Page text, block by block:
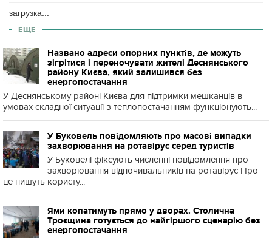
загрузка...
ЕЩЕ
Названо адреси опорних пунктів, де можуть
зігрітися і переночувати жителі Деснянського
району Києва, який залишився без
енергопостачання
У Деснянському районі Києва для підтримки мешканців в
умовах складної ситуації з теплопостачанням функціонують...
У Буковель повідомляють про масові випадки
захворювання на ротавірус серед туристів
У Буковелі фіксують численні повідомлення про
захворювання відпочивальників на ротавірус Про
це пишуть користу...
Ями копатимуть прямо у дворах. Столична
Троєщина готується до найгіршого сценарію без
енергопостачання